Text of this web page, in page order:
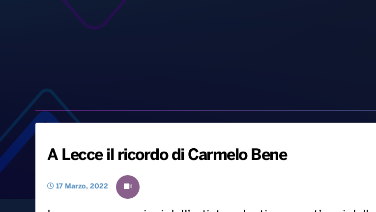
A Lecce il ricordo di Carmelo Bene
17 Marzo, 2022